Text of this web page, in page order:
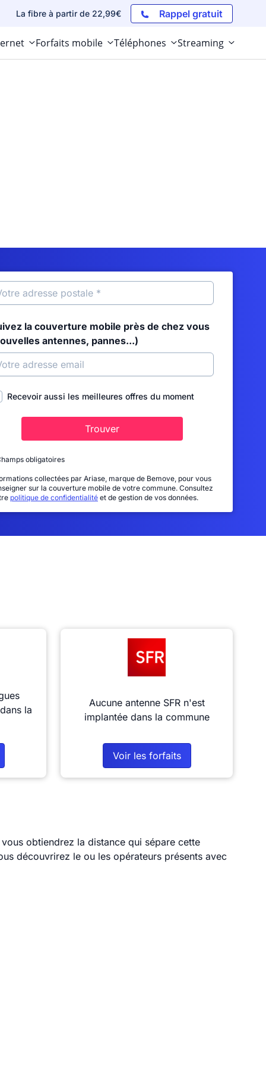
La fibre à partir de 22,99€ Rappel gratuit
Forfaits mobile Téléphones Streaming
la couverture mobile près de chez vous
antennes, pannes...)
Recevoir aussi les meilleures offres du moment
Trouver
obligatoires
collectées par Ariase, marque de Bemove, pour vous
sur la couverture mobile de votre commune. Consultez
politique de confidentialité et de gestion de vos données.
la
Aucune antenne SFR n'est
implantée dans la commune
Voir les forfaits
obtiendrez la distance qui sépare cette
découvrirez le ou les opérateurs présents avec